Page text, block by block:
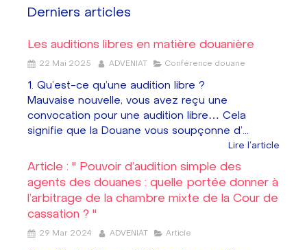
Derniers articles
Les auditions libres en matière douanière
22 Mai 2025 ADVENIAT Conférence douane
1. Qu’est-ce qu’une audition libre ?
Mauvaise nouvelle, vous avez reçu une
convocation pour une audition libre… Cela
signifie que la Douane vous soupçonne d’...
Lire l'article
Article : " Pouvoir d’audition simple des
agents des douanes : quelle portée donner à
l’arbitrage de la chambre mixte de la Cour de
cassation ? "
29 Mar 2024 ADVENIAT Article